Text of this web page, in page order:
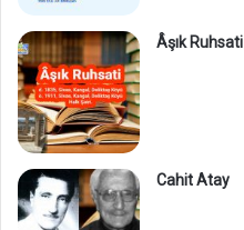
Âşık Ruhsati
Cahit Atay